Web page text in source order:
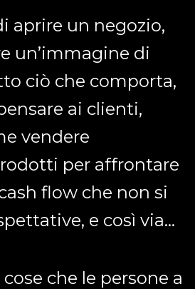
aprire un negozio,
un’immagine di
ciò che comporta,
ai clienti,
vendere
per affrontare
flow che non si
e così via…
che le persone a